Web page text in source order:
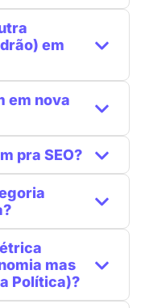
em
em nova
pra SEO?
mas
Política)?